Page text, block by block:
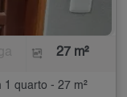
27 m²
1 quarto - 27 m²